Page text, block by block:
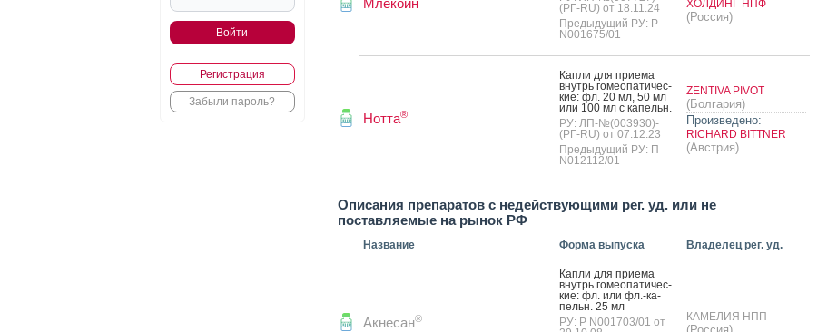
Регистрация
Забыли пароль?
Млекоин
(РГ-RU) от 18.11.24
Предыдущий РУ: Р
N001675/01
ХОЛДИНГ НПФ
(Россия)
Нотта®
Кап­ли для при­ема
внутрь го­ме­опа­тичес­
кие: фл. 20 мл, 50 мл
или 100 мл с ка­пельн.
РУ: ЛП-№(003930)-
(РГ-RU) от 07.12.23
Предыдущий РУ: П
N012112/01
ZENTIVA PIVOT
(Болгария)
Произведено:
RICHARD BITTNER
(Австрия)
Описания препаратов с недействующими рег. уд. или не
поставляемые на рынок РФ
Название Форма выпуска Владелец рег. уд.
Акнесан®
Кап­ли для при­ема
внутрь го­ме­опа­тичес­
кие: фл. или фл.-ка­
пельн. 25 мл
РУ: Р N001703/01 от
КАМЕЛИЯ НПП